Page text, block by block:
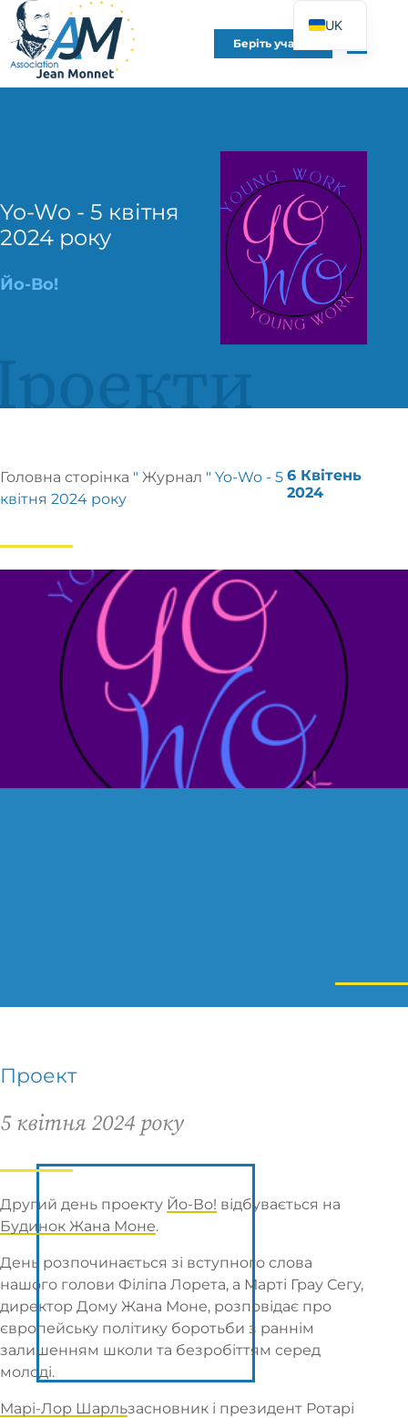
Беріть участь
Yo-Wo - 5 квітня
2024 року
Йо-Во!
Головна сторінка " Журнал " Yo-Wo - 5
квітня 2024 року
6 Квітень
2024
Проект
5 квітня 2024 року
Другий день проекту Йо-Во! відбувається на
Будинок Жана Моне.
День розпочинається зі вступного слова
нашого голови Філіпа Лорета, а Марті Грау Сегу,
директор Дому Жана Моне, розповідає про
європейську політику боротьби з раннім
залишенням школи та безробіттям серед
молоді.
Марі-Лор Шарльзасновник і президент Ротарі
UK
FR
EN
IT
PT